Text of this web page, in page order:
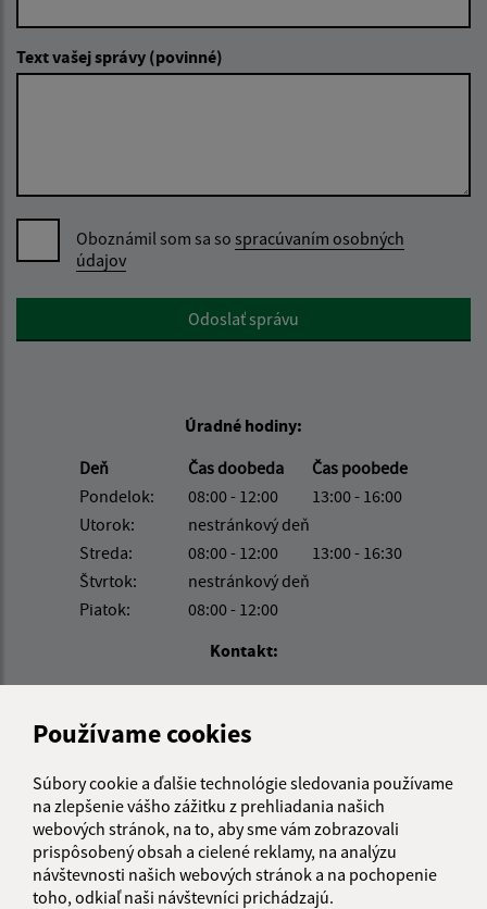
Používame cookies
Súbory cookie a ďalšie technológie sledovania používame
na zlepšenie vášho zážitku z prehliadania našich
webových stránok, na to, aby sme vám zobrazovali
prispôsobený obsah a cielené reklamy, na analýzu
návštevnosti našich webových stránok a na pochopenie
toho, odkiaľ naši návštevníci prichádzajú.
Text vašej správy (povinné)
Oboznámil som sa so spracúvaním osobných
údajov
Google reCaptcha ResponseOdoslať správu
Úradné hodiny:
Deň
Čas doobeda
Čas poobede
Pondelok:
08:00 - 12:00
13:00 - 16:00
Utorok:
nestránkový deň
Streda:
08:00 - 12:00
13:00 - 16:30
Štvrtok:
nestránkový deň
Piatok:
08:00 - 12:00
Kontakt:
Obecný úrad Belá
943 53 Ľubá
obec@obec-bela.sk
+421 36 7586 111
IČO: 00308781